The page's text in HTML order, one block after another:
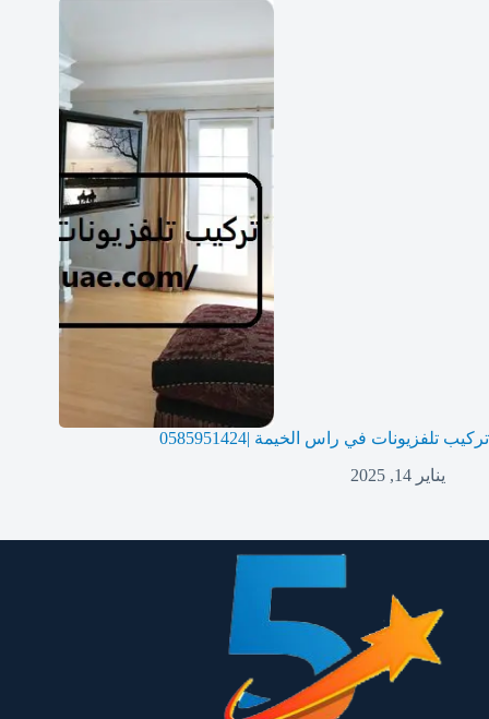
تركيب تلفزيونات في راس الخيمة |0585951424
يناير 14, 2025